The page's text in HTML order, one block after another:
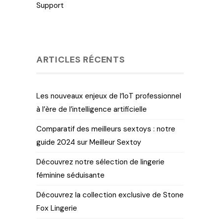
Support
ARTICLES RÉCENTS
Les nouveaux enjeux de l’IoT professionnel
à l’ère de l’intelligence artificielle
Comparatif des meilleurs sextoys : notre
guide 2024 sur Meilleur Sextoy
Découvrez notre sélection de lingerie
féminine séduisante
Découvrez la collection exclusive de Stone
Fox Lingerie